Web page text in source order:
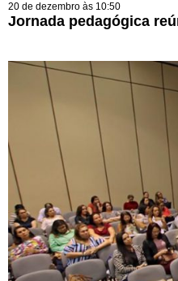
20 de dezembro às 10:50
Jornada pedagógica